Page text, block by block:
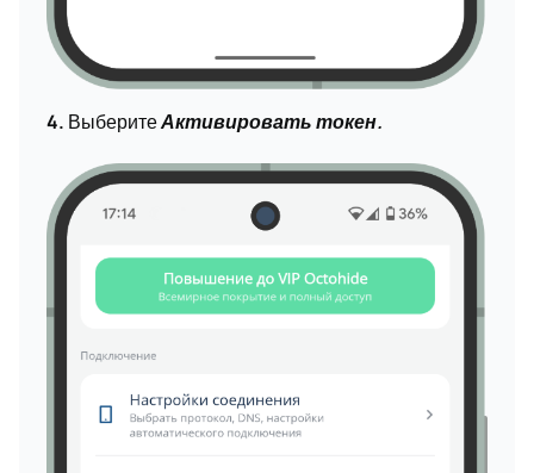
4. ВыберитеАктивировать токен.